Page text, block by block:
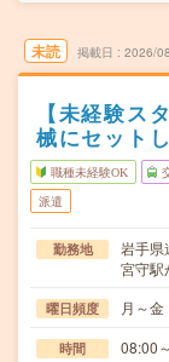
未読 掲載日 2026/
【未経験ス
械にセット
職種未経験OK
派遣
勤務地
岩手県
宮守駅
曜日頻度 月～金
時間 08:00